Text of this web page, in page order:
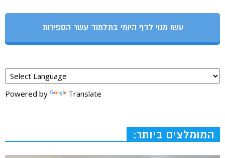
עשו מנוי לדף היומי בתלמוד עשר הספירות
Powered by Translate
המומלצים ביותר: